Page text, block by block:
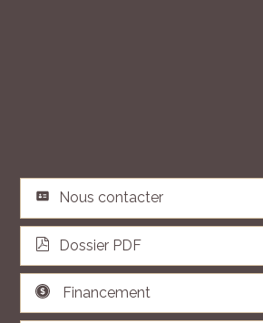
Nous contacter
Dossier PDF
Financement